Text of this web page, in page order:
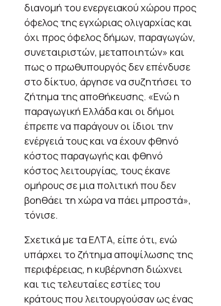
διανομή του ενεργειακού χώρου προς
όφελος της εγχώριας ολιγαρχίας και
όχι προς όφελος δήμων, παραγωγών,
συνεταιριστών, μεταποιητών» και
πως ο πρωθυπουργός δεν επένδυσε
στο δίκτυο, άργησε να συζητήσει το
ζήτημα της αποθήκευσης. «Ενώ η
παραγωγική Ελλάδα και οι δήμοι
έπρεπε να παράγουν οι ίδιοι την
ενέργειά τους και να έχουν φθηνό
κόστος παραγωγής και φθηνό
κόστος λειτουργίας, τους έκανε
ομήρους σε μια πολιτική που δεν
βοηθάει τη χώρα να πάει μπροστά»,
τόνισε.
Σχετικά με τα ΕΛΤΑ, είπε ότι, ενώ
υπάρχει το ζήτημα αποψίλωσης της
περιφέρειας, η κυβέρνηση διώχνει
και τις τελευταίες εστίες του
κράτους που λειτουργούσαν ως ένας